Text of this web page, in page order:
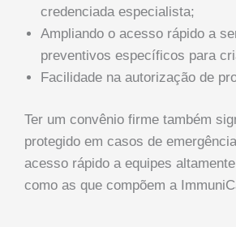
credenciada especialista;
Ampliando o acesso rápido a
preventivos específicos para
Facilidade na autorização de
Ter um convênio firme também
protegido em casos de
acesso rápido a equipes
como as que compõem a